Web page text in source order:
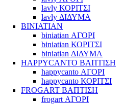
lavly ΚΟΡΙΤΣΙ
lavly ΔΙΔΥΜΑ
BINIATIAN
biniatian ΑΓΟΡΙ
biniatian ΚΟΡΙΤΣΙ
biniatian ΔΙΔΥΜΑ
HAPPYCANTO ΒΑΠΤΙΣΗ
happycanto ΑΓΟΡΙ
happycanto ΚΟΡΙΤΣΙ
FROGART ΒΑΠΤΙΣΗ
frogart ΑΓΟΡΙ